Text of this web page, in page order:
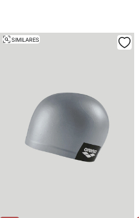
SIMILARES